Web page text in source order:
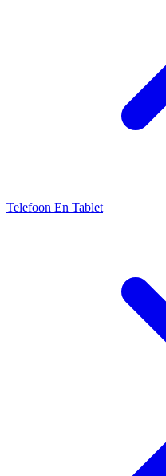
Telefoon En Tablet